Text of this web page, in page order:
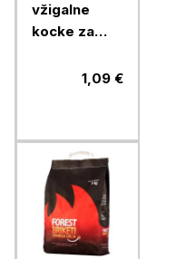
vžigalne
kocke za
ognja brez
1,09 €